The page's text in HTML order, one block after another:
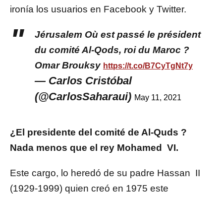
ironía los usuarios en Facebook y Twitter.
Jérusalem Où est passé le président
du comité Al-Qods, roi du Maroc ?
Omar Brouksy https://t.co/B7CyTgNt7y
— Carlos Cristóbal
(@CarlosSaharaui) May 11, 2021
¿El presidente del comité de Al-Quds ?
Nada menos que el rey Mohamed VI.
Este cargo, lo heredó de su padre Hassan II
(1929-1999) quien creó en 1975 este